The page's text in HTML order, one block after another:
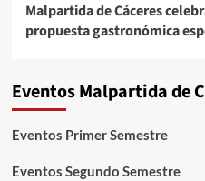
Malpartida de Cáceres
propuesta gastronómica
Eventos Malpartida de
Eventos Primer Semestre
Eventos Segundo Semestre